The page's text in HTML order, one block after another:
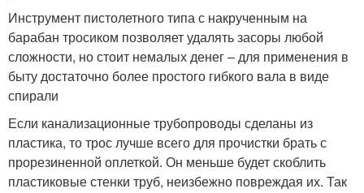
Инструмент пистолетного типа с накрученным на
барабан тросиком позволяет удалять засоры любой
сложности, но стоит немалых денег – для применения в
быту достаточно более простого гибкого вала в виде
спирали
Если канализационные трубопроводы сделаны из
пластика, то трос лучше всего для прочистки брать с
прорезиненной оплеткой. Он меньше будет скоблить
пластиковые стенки труб, неизбежно повреждая их. Так